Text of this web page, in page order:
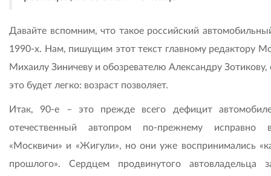
Давайте вспомним, что такое российский
1990-х. Нам, пишущим этот текст главному редактору
Михаилу Зиничеву и обозревателю Александру Зотикову,
это будет легко: возраст позволяет.
Итак, 90-е – это прежде всего дефицит
отечественный автопром по-прежнему исправно
«Москвичи» и «Жигули», но они уже воспринимались
прошлого». Сердцем продвинутого автовладельца